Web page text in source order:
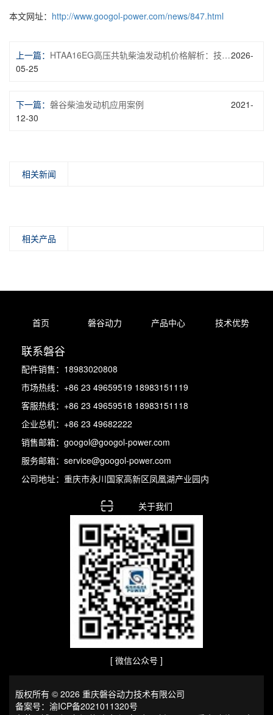
本文网址： http://www.googol-power.com/news/847.html
上一篇： HTAA16EG高压共轨柴油发动机价格解析：技术、市场与选购指南2026-
05-25
下一篇： 磐谷柴油发动机应用案例
2021-
12-30
相关新闻
相关产品
首页 磐谷动力 产品中心 技术优势
联系磐谷
配件销售：18983020808
市场热线：+86 23 49659519 18983151119
客服热线：+86 23 49659518 18983151118
企业总机：+86 23 49682222
销售邮箱：googol@googol-power.com
服务邮箱：service@googol-power.com
公司地址：重庆市永川国家高新区凤凰湖产业园内
关于我们
[ 微信公众号 ]
版权所有 © 2026 重庆磐谷动力技术有限公司
备案号： 渝ICP备2021011320号